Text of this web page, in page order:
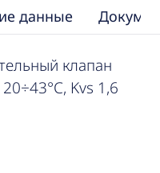
данные
клапан
Kvs 1,6